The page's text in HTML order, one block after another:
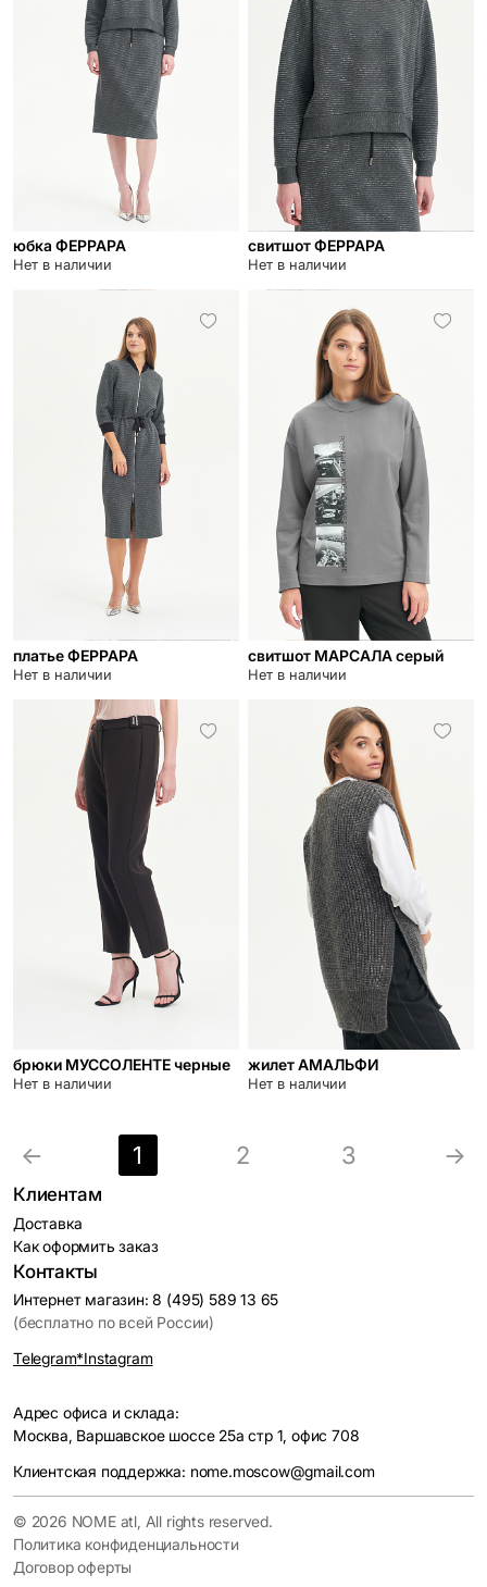
юбка ФЕРРАРА
Нет в наличии
свитшот ФЕРРАРА
Нет в наличии
платье ФЕРРАРА
Нет в наличии
свитшот МАРСАЛА серый
Нет в наличии
брюки МУССОЛЕНТЕ черные
Нет в наличии
жилет АМАЛЬФИ
Нет в наличии
← 1 2 3 →
Клиентам
Доставка
Как оформить заказ
Контакты
Интернет магазин: 8 (495) 589 13 65
(бесплатно по всей России)
Telegram*Instagram
Адрес офиса и склада:
Москва, Варшавское шоссе 25а стр 1, офис 708
Клиентская поддержка: nome.moscow@gmail.com
© 2026 NOME atl, All rights reserved.
Политика конфиденциальности
Договор оферты